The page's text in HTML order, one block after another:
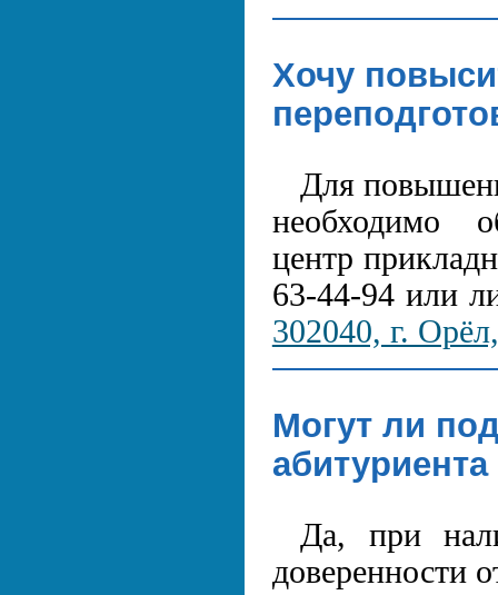
Хочу
Для
необходимо
центр
63-44-94 или
302040, г.
Могут ли
Да, при
доверенности